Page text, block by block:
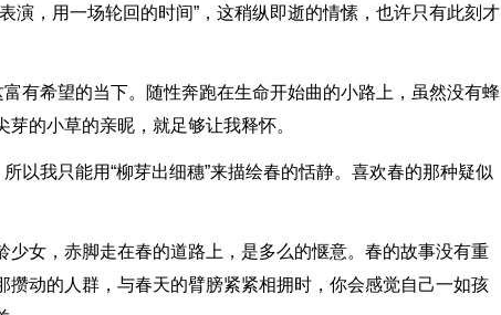
演，用一场轮回的时间”，这稍纵即逝的情愫，也许只有此刻才
富有希望的当下。随性奔跑在生命开始曲的小路上，虽然没有蜂
的小草的亲昵，就足够让我释怀。
以我只能用“柳芽出细穗”来描绘春的恬静。喜欢春的那种疑似
少女，赤脚走在春的道路上，是多么的惬意。春的故事没有重
攒动的人群，与春天的臂膀紧紧相拥时，你会感觉自己一如孩